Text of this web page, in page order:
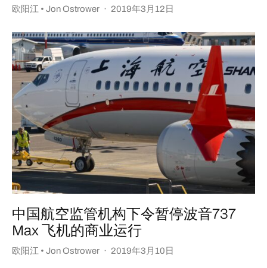
欧阳江 • Jon Ostrower · 2019年3月12日
中国航空监管机构下令暂停波音737
Max 飞机的商业运行
欧阳江 • Jon Ostrower · 2019年3月10日